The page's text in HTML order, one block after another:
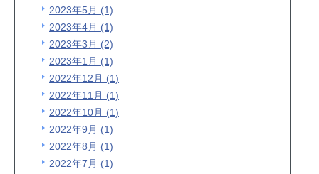
2023年5月 (1)
2023年4月 (1)
2023年3月 (2)
2023年1月 (1)
2022年12月 (1)
2022年11月 (1)
2022年10月 (1)
2022年9月 (1)
2022年8月 (1)
2022年7月 (1)